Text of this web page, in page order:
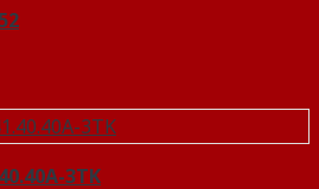
3TK